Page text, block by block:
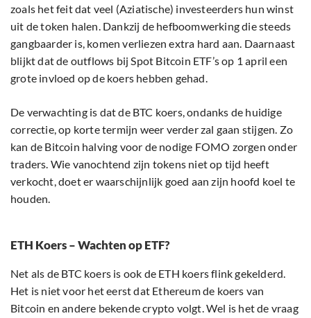
zoals het feit dat veel (Aziatische) investeerders hun winst
uit de token halen. Dankzij de hefboomwerking die steeds
gangbaarder is, komen verliezen extra hard aan. Daarnaast
blijkt dat de outflows bij Spot Bitcoin ETF’s op 1 april een
grote invloed op de koers hebben gehad.
De verwachting is dat de BTC koers, ondanks de huidige
correctie, op korte termijn weer verder zal gaan stijgen. Zo
kan de Bitcoin halving voor de nodige FOMO zorgen onder
traders. Wie vanochtend zijn tokens niet op tijd heeft
verkocht, doet er waarschijnlijk goed aan zijn hoofd koel te
houden.
ETH Koers – Wachten op ETF?
Net als de BTC koers is ook de ETH koers flink gekelderd.
Het is niet voor het eerst dat Ethereum de koers van
Bitcoin en andere bekende crypto volgt. Wel is het de vraag